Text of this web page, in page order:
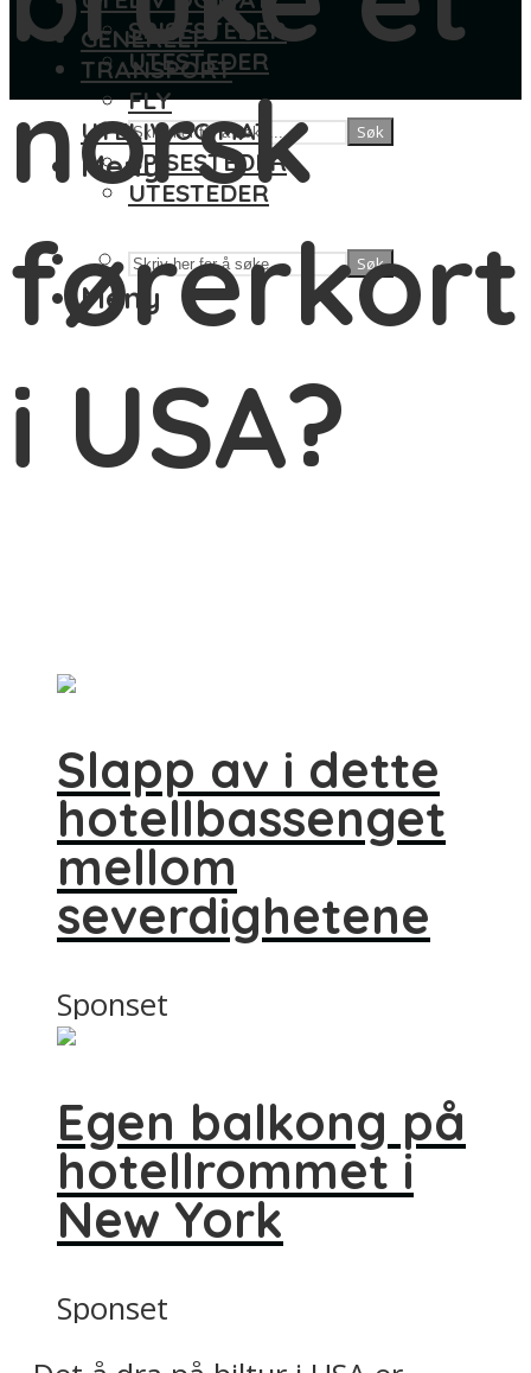
SPISESTEDER
UTESTEDER
Søk
Meny
GENERELT
TRANSPORT
FLY
UTELIV OG MAT
SPISESTEDER
UTESTEDER
Søk
Meny
norsk
førerkort
i USA?
Slapp av i dette
hotellbassenget
mellom
severdighetene
Sponset
Egen balkong på
hotellrommet i
New York
Sponset